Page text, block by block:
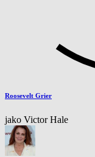
Roosevelt Grier
jako Victor Hale